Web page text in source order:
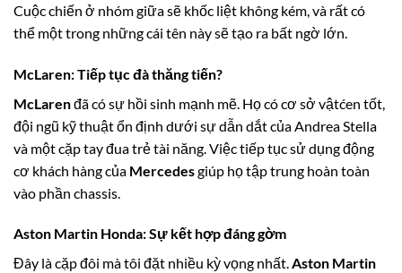
Cuộc chiến ở nhóm giữa sẽ khốc liệt không kém, và rất có
thể một trong những cái tên này sẽ tạo ra bất ngờ lớn.
McLaren: Tiếp tục đà thăng tiến?
McLarenđã có sự hồi sinh mạnh mẽ. Họ có cơ sở vậtćen tốt,
đội ngũ kỹ thuật ổn định dưới sự dẫn dắt của Andrea Stella
và một cặp tay đua trẻ tài năng. Việc tiếp tục sử dụng động
cơ khách hàng của Mercedesgiúp họ tập trung hoàn toàn
vào phần chassis.
Aston Martin Honda: Sự kết hợp đáng gờm
Đây là cặp đôi mà tôi đặt nhiều kỳ vọng nhất.Aston Martin